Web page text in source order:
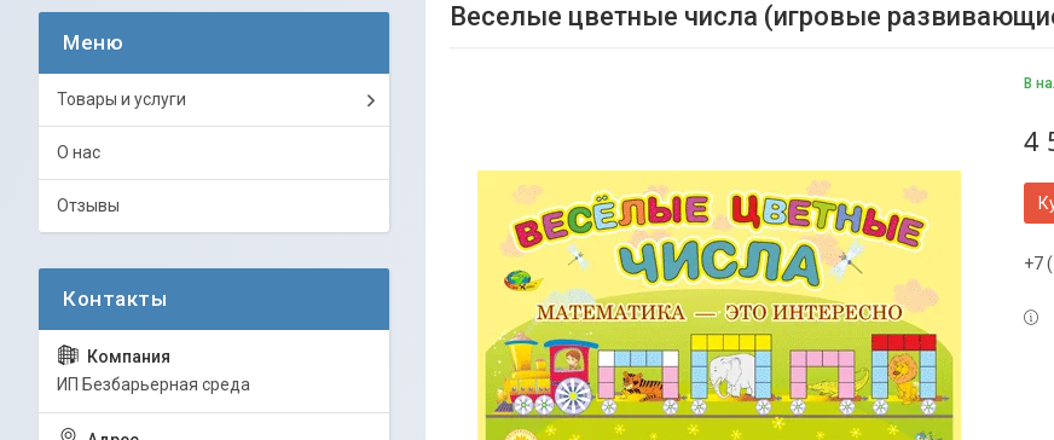
Веселые цветные числа (игровые
В
4
+7
Товары и услуги
О нас
Отзывы
ИП Безбарьерная среда